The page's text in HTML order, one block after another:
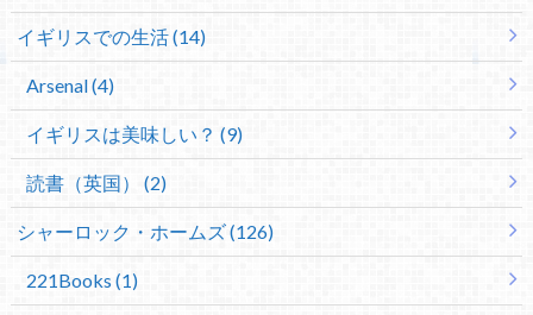
イギリスでの生活 (14)
Arsenal (4)
イギリスは美味しい？ (9)
読書（英国） (2)
シャーロック・ホームズ (126)
221Books (1)